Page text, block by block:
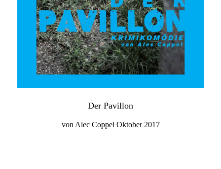
Der Pavillon
von Alec Coppel Oktober 2017